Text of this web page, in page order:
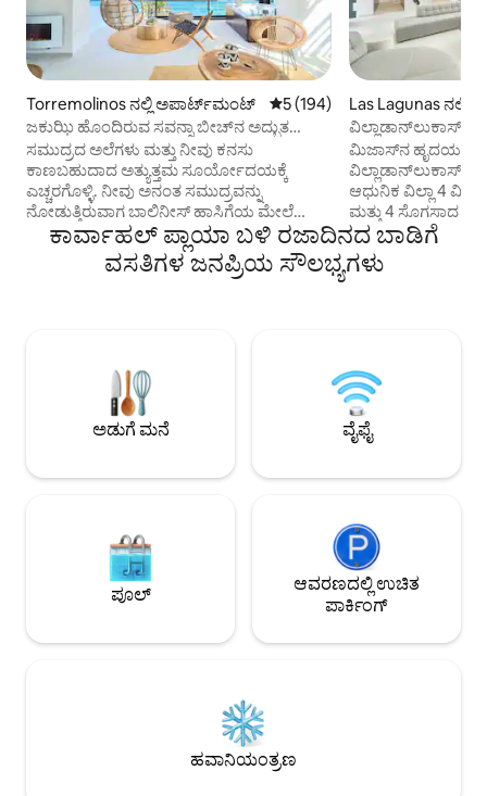
Torremolinos ನಲ್ಲಿ ಅಪಾರ್ಟ್‌ಮಂಟ್ 5 ರಲ್ಲಿ 5 ಸರಾಸರಿ ರೇಟಿಂಗ್, 194
5 (194)
ಜಕುಝಿ ಹೊಂದಿರುವ ಸವನ್ನಾ ಬೀಚ್‌ನ ಅದ್ಭುತ
ಅಪಾರ್ಟ್‌ಮೆಂಟ್
ಸಮುದ್ರದ ಅಲೆಗಳು ಮತ್ತು ನೀವು ಕನಸು
ಕಾಣಬಹುದಾದ ಅತ್ಯುತ್ತಮ ಸೂರ್ಯೋದಯಕ್ಕೆ
ಎಚ್ಚರಗೊಳ್ಳಿ. ನೀವು ಅನಂತ ಸಮುದ್ರವನ್ನು
ನೋಡುತ್ತಿರುವಾಗ ಬಾಲಿನೀಸ್ ಹಾಸಿಗೆಯ ಮೇಲೆ
ಮಲಗಿ ಅಥವಾ ನೀವು ಒಂದು ಗ್ಲಾಸ್ ಕಾವಾ
ಸವಿಯುತ್ತಿರುವಾಗ ಬಿಸಿ ಮಾಡಿದ ಜಕುಝಿಯಲ್ಲಿ
ಮುಳುಗಿ. ಸವನ್ನಾ ಬೀಚ್ ಅನ್ನು ಮಾಂತ್ರಿಕ ಮತ್ತು
ಹೊಂದಿದೆ. ಬೋಹೋ, ನೈಸರ್ಗಿಕ ಮತ್ತು ಎಥ್ನಿಕ್
ಶೈಲಿಯಲ್ಲಿ ಅಲಂಕರಿಸಲಾಗಿದೆ. ರಾತ್ರಿಯಲ್ಲಿ ಬೆಳಕು
ತುಂಬಾ ಆರಾಮದಾಯಕ ಮತ್ತು ರಮಣೀಯವಾಗಿದೆ
ಮತ್ತು ವೀಕ್ಷಣೆಗಳು ಅದ್ಭುತವಾಗಿದೆ. ಲಿವಿಂಗ್ ರೂಮ್‌ನ
ಮತ್ತು ಬಾಲ್ಕನಿಯು ಸಂಪೂರ್ಣವಾಗಿ ಸಮುದ್ರಕ್ಕೆ
ಬಿಸಿಯಾದ ಜಾಕುಝಿ ಮತ್ತು ಪುಸ್ತಕವನ್ನು ಓದುವುದನ್ನು
ವಿಶ್ರಾಂತಿ ಪಡೆಯಲು ಅಥವಾ ಕಾಕ್‌ಟೇಲ್ ಹೊಂದಲು
ಆಸನ ಪ್ರದೇಶವಿದೆ. ಅಪಾರ್ಟ್‌ಮೆಂಟ್ ಸಾಗರ
ನೋಟವಿರುವ ಎರಡು ಬೆಡ್‌ರೂಮ್‌ಗಳನ್ನು ಹೊಂದಿದೆ.
ಮೆರುಗುಗೊಳಿಸಲಾಗಿದೆ, ಹೀಗಾಗಿ ವಿಶಾಲವಾದ ಮತ್ತು
ಪ್ರದೇಶದ ನಡುವೆ ಗೌಪ್ಯತೆಯನ್ನು ಸೃಷ್ಟಿಸಲು ಲಿವಿಂಗ್
ಬೆಡ್‌ರೂಮ್‌ಗಳಲ್ಲಿರುವ ಕಿಟಕಿಗಳು ಸ್ವಯಂಚಾಲಿತ
ಬ್ಲ್ಯಾಕ್‌ಔಟ್ ಬ್ಲೈಂಡ್‌ಗಳನ್ನು ಹೊಂದಿವೆ.
Las Lagunas ನಲ್ಲಿ
ವಿಲ್ಲಾಡಾನ್‌ಲುಕಾಸ್‌ಗೆ
ಮಿಜಾಸ್‌ನ
ವಿಲ್ಲಾಡಾನ್‌ಲುಕಾಸ್‌ಗೆ
ಆಧುನಿಕ ವಿಲ್ಲಾ 4
ಮತ್ತು 4 ಸೊಗಸಾದ
ಹೊಸದಾಗಿದೆ. ಡಬಲ್-
ಟಾಪ್-ಆಫ್-ದಿ-ಲೈನ್
ಪೀಠೋಪಕರಣಗಳು
ತಂಪಾಗಿಸಲು
ವ್ಯಾಯಾಮವನ್ನು
ಪಕ್ಕದಲ್ಲಿದೆ. ಹತ್ತಿರದ
ಕಾರ್ವಾಹಲ್ ಪ್ಲಾಯಾ ಬಳಿ ರಜಾದಿನದ ಬಾಡಿಗೆ
ವಸತಿಗಳ ಜನಪ್ರಿಯ ಸೌಲಭ್ಯಗಳು
ಅಡುಗೆ ಮನೆ ವೈಫೈ
ಪೂಲ್
ಆವರಣದಲ್ಲಿ ಉಚಿತ
ಪಾರ್ಕಿಂಗ್
ಹವಾನಿಯಂತ್ರಣ